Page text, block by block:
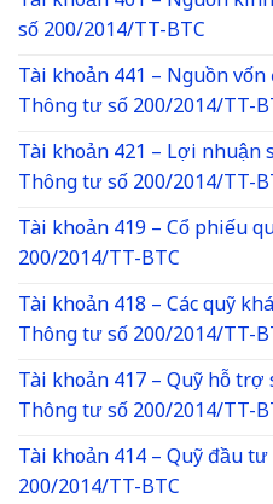
số 200/2014/TT-BTC
Tài khoản 441 – Nguồn
Thông tư số 200/2014/TT-
Tài khoản 421 – Lợi
Thông tư số 200/2014/TT-
Tài khoản 419 – Cổ phiếu
200/2014/TT-BTC
Tài khoản 418 – Các quỹ
Thông tư số 200/2014/TT-
Tài khoản 417 – Quỹ hỗ
Thông tư số 200/2014/TT-
Tài khoản 414 – Quỹ đầu
200/2014/TT-BTC